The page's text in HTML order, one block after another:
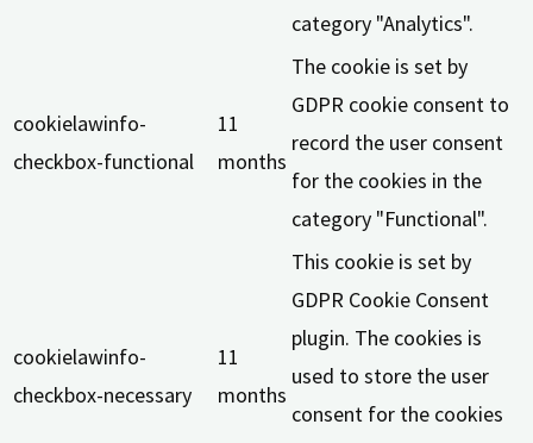
category "Analytics".
cookielawinfo-
checkbox-functional
11
months
The cookie is set by
GDPR cookie consent to
record the user consent
for the cookies in the
category "Functional".
cookielawinfo-
checkbox-necessary
11
months
This cookie is set by
GDPR Cookie Consent
plugin. The cookies is
used to store the user
consent for the cookies